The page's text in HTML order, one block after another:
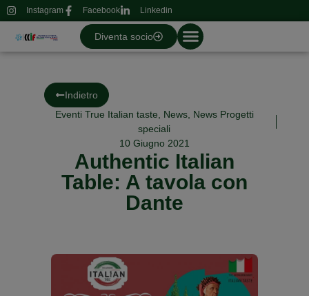
Instagram Facebook Linkedin
Diventa socio
Indietro
Eventi True Italian taste
News, News Progetti
speciali
10 Giugno 2021
Authentic Italian
Table: A tavola con
Dante